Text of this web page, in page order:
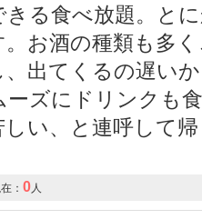
る食べ放題。と
。お酒の種類も多
出てくるの遅い
ズにドリンクも
しい、と連呼して
： 0人